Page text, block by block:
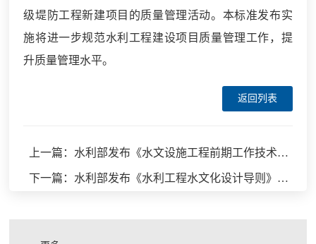
级堤防工程新建项目的质量管理活动。本标准发布实
施将进一步规范水利工程建设项目质量管理工作，提
升质量管理水平。
返回列表
上一篇：水利部发布《水文设施工程前期工作技术报告编制规程》等8项水利行业标准
下一篇：水利部发布《水利工程水文化设计导则》等2项水利行业标准